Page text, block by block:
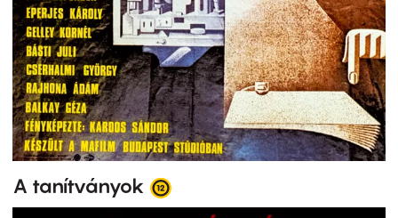
A tanítványok